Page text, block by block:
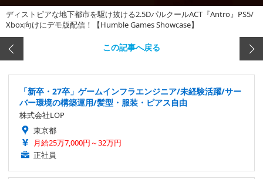
ディストピアな地下都市を駆け抜ける2.5DパルクールACT『Antro』PS5/
Xbox向けにデモ版配信！【Humble Games Showcase】
この記事へ戻る
「新卒・27卒」ゲームインフラエンジニア/未経験活躍/サー
バー環境の構築運用/髪型・服装・ピアス自由
株式会社LOP
東京都
月給25万7,000円～32万円
正社員